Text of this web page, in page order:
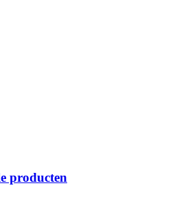
producten